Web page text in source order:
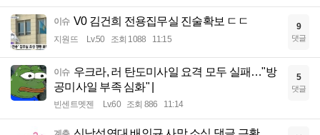
이슈 V0 김건희 전용집무실 진술확보 ㄷㄷ
지원뜨 Lv.50 조회 1088 11:15
9
댓글
이슈 우크라, 러 탄도미사일 요격 모두 실패…"방
공미사일 부족 심화" |
빈센트멧젠 Lv.60 조회 886 11:14
5
댓글